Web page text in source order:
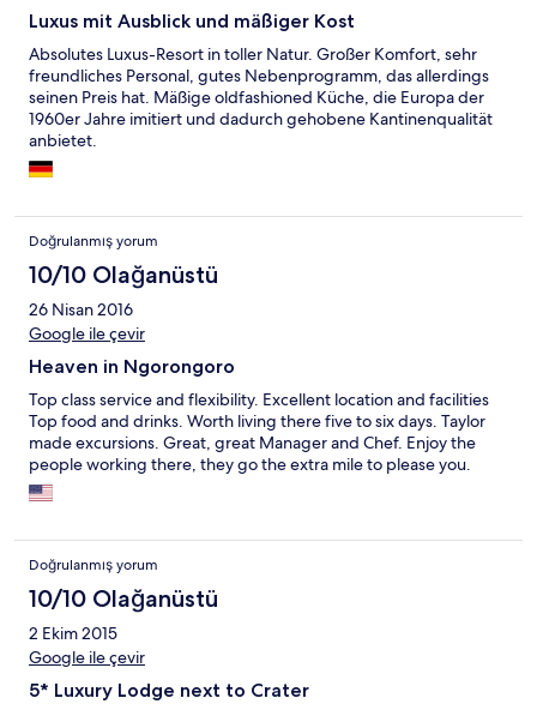
Luxus mit Ausblick und mäßiger Kost
Absolutes Luxus-Resort in toller Natur. Großer Komfort, sehr
freundliches Personal, gutes Nebenprogramm, das allerdings
seinen Preis hat. Mäßige oldfashioned Küche, die Europa der
1960er Jahre imitiert und dadurch gehobene Kantinenqualität
anbietet.
Doğrulanmış yorum
10/10 Olağanüstü
26 Nisan 2016
Google ile çevir
Heaven in Ngorongoro
Top class service and flexibility. Excellent location and facilities
Top food and drinks. Worth living there five to six days. Taylor
made excursions. Great, great Manager and Chef. Enjoy the
people working there, they go the extra mile to please you.
Doğrulanmış yorum
10/10 Olağanüstü
2 Ekim 2015
Google ile çevir
5* Luxury Lodge next to Crater